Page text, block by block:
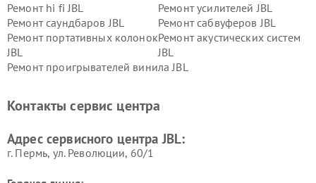
Ремонт hi fi JBL
Ремонт усилителей JBL
Ремонт саундбаров JBL
Ремонт сабвуферов JBL
Ремонт портативных колонок
JBL
Ремонт акустических систем
JBL
Ремонт проигрывателей винила JBL
Контакты сервис центра
Адрес сервисного центра JBL:
г. Пермь, ул. ​Революции, 60/1